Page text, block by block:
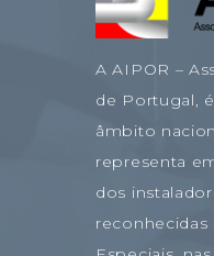
A AIPOR –
de Portugal,
âmbito
representa
dos
reconhecidas